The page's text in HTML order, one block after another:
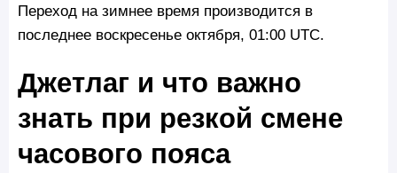
Переход на зимнее время производится в
последнее воскресенье октября, 01:00 UTC.
Джетлаг и что важно
знать при резкой смене
часового пояса